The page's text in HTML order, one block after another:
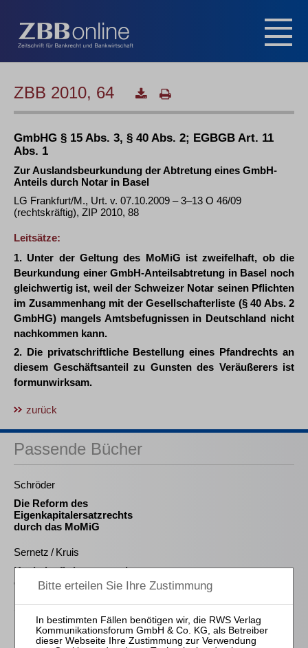
ZBB 2010, 64
GmbHG § 15 Abs. 3, § 40 Abs. 2; EGBGB Art. 11
Abs. 1
Zur Auslandsbeurkundung der Abtretung eines GmbH-
Anteils durch Notar in Basel
LG Frankfurt/M., Urt. v. 07.10.2009 – 3–13 O 46/09
(rechtskräftig), ZIP 2010, 88
Leitsätze:
1. Unter der Geltung des MoMiG ist zweifelhaft, ob die
Beurkundung einer GmbH-Anteilsabtretung in Basel noch
gleichwertig ist, weil der Schweizer Notar seinen Pflichten
im Zusammenhang mit der Gesellschafterliste (§ 40 Abs. 2
GmbHG) mangels Amtsbefugnissen in Deutschland nicht
nachkommen kann.
2. Die privatschriftliche Bestellung eines Pfandrechts an
diesem Geschäftsanteil zu Gunsten des Veräußerers ist
formunwirksam.
zurück
Passende Bücher
Schröder
Die Reform des
Eigenkapitalersatzrechts
durch das MoMiG
Sernetz / Kruis
Kapitalaufbringung und -
erhaltung in der GmbH
Schmitz-Justen
Die Haftung des
Kommanditisten in der